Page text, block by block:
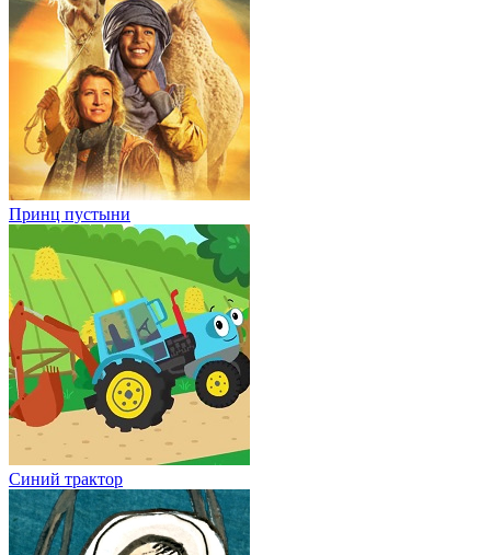
Принц пустыни
Синий трактор